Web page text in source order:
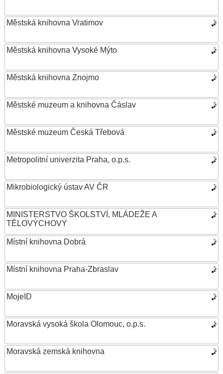
Městská knihovna Vratimov
Městská knihovna Vysoké Mýto
Městská knihovna Znojmo
Městské muzeum a knihovna Čáslav
Městské muzeum Česká Třebová
Metropolitní univerzita Praha, o.p.s.
Mikrobiologický ústav AV ČR
MINISTERSTVO ŠKOLSTVÍ, MLÁDEŽE A
TĚLOVÝCHOVY
Místní knihovna Dobrá
Místní knihovna Praha-Zbraslav
MojeID
Moravská vysoká škola Olomouc, o.p.s.
Moravská zemská knihovna